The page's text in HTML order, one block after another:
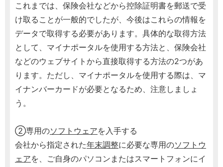
これまでは、保険会社などから控除証明書を郵送で受
け取ることが一般的でしたが、今後はこれらの情報を
データで取得する必要があります。具体的な取得方法
として、マイナポータルを使用する方法と、保険会社
などのウェブサイトから直接取得する方法の2つがあ
ります。ただし、マイナポータルを使用する際は、マ
イナンバーカードが必要となるため、注意しましょ
う。
②専用のソフトウェアを入手する
会社から指定された年末調整に必要な専用のソフトウ
ェアを、ご自身のパソコンまたはスマートフォンにイ